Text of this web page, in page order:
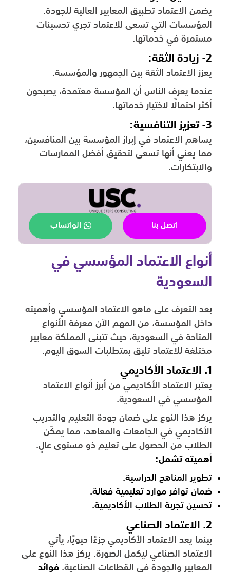
يضمن الاعتماد تطبيق المعايير العالية للجودة.
المؤسسات التي تسعى للاعتماد تجري تحسينات
مستمرة في خدماتها.
2- ‎زيادة الثقة:
يعزز الاعتماد الثقة بين الجمهور والمؤسسة.
عندما يعرف الناس أن المؤسسة معتمدة، يصبحون
أكثر احتمالًا لاختيار خدماتها.
3- تعزيز التنافسية:
يساهم الاعتماد في إبراز المؤسسة بين المنافسين،
مما يعني أنها تسعى لتحقيق أفضل الممارسات
والابتكارات.
اتصل بنا الواتساب
أنواع الاعتماد المؤسسي في
السعودية
بعد التعرف على ماهو الاعتماد المؤسسي وأهميته
داخل المؤسسة، من المهم الآن معرفة الأنواع
المتاحة في السعودية، حيث تتبنى المملكة معايير
مختلفة للاعتماد تليق بمتطلبات السوق اليوم.
1. الاعتماد الأكاديمي
يعتبر الاعتماد الأكاديمي من أبرز أنواع الاعتماد
المؤسسي في السعودية.
يركز هذا النوع على ضمان جودة التعليم والتدريب
الأكاديمي في الجامعات والمعاهد، مما يمكّن
الطلاب من الحصول على تعليم ذو مستوى عالٍ.
أهميته تشمل:
تطوير المناهج الدراسية.
ضمان توافر موارد تعليمية فعالة.
تحسين تجربة الطلاب الأكاديمية.
2. الاعتماد الصناعي
بينما يعد الاعتماد الأكاديمي جزءًا حيويًا، يأتي
الاعتماد الصناعي ليكمل الصورة. يركز هذا النوع على
المعايير والجودة في القطاعات الصناعية. فوائد